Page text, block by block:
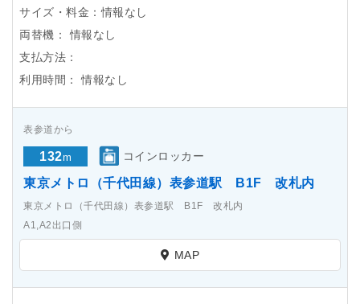
サイズ・料金：情報なし
両替機：
情報なし
支払方法：
利用時間：
情報なし
表参道から
132m コインロッカー
東京メトロ（千代田線）表参道駅 B1F 改札内
東京メトロ（千代田線）表参道駅 B1F 改札内
A1,A2出口側
MAP